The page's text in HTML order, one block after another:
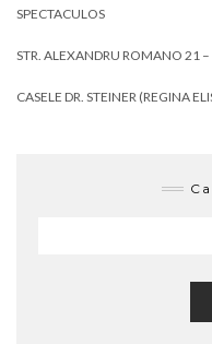
SPECTACULOS
STR. ALEXANDRU ROMANO 21
CASELE DR. STEINER (REGINA